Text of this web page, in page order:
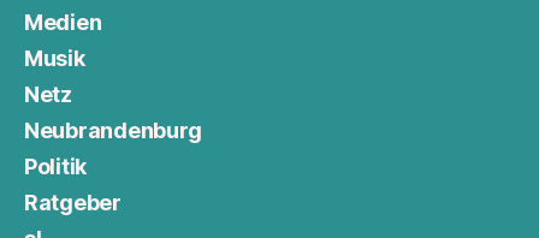
Medien
Musik
Netz
Neubrandenburg
Politik
Ratgeber